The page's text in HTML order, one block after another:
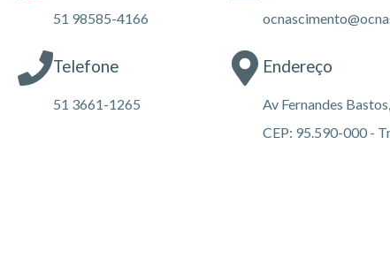
51 98585-4166
Telefone
51 3661-1265
Endereço
Av Fernandes
CEP: 95.590-000 -